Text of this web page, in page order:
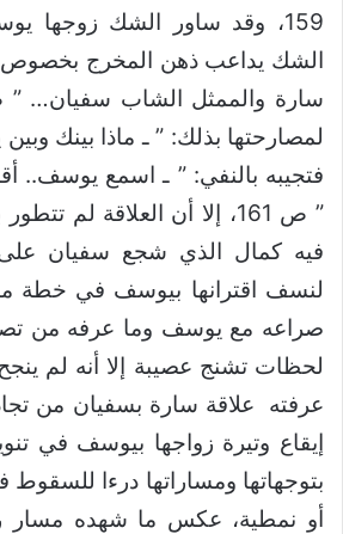
159، وقد ساور الشك زوجها
الشك يداعب ذهن المخرج بخصوص
فتجيبه بالنفي: ” ـ اسمع يوسف..
” ص 161، إلا أن العلاقة لم
فيه كمال الذي شجع سفيان
لنسف اقترانها بيوسف في خطة
صراعه مع يوسف وما عرفه من
لحظات تشنج عصيبة إلا أنه لم
عرفته علاقة سارة بسفيان من
إيقاع وتيرة زواجها بيوسف في
بتوجهاتها ومساراتها درءا
أو نمطية، عكس ما شهده مسار